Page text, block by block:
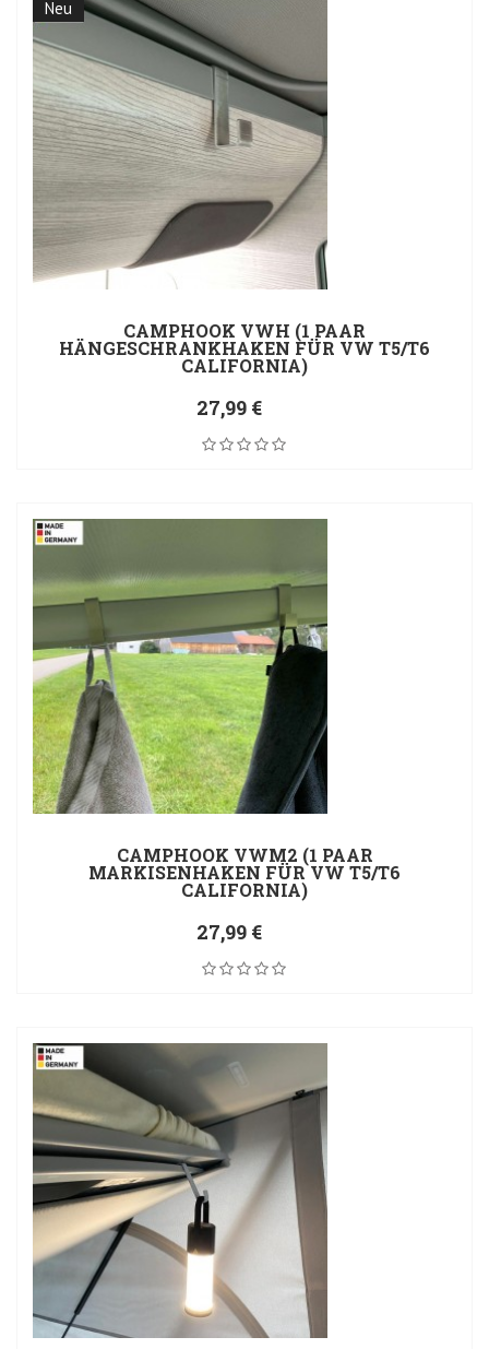
Neu
CAMPHOOK VWH (1 PAAR
HÄNGESCHRANKHAKEN FÜR VW T5/T6
CALIFORNIA)
27,99 €
CAMPHOOK VWM2 (1 PAAR
MARKISENHAKEN FÜR VW T5/T6
CALIFORNIA)
27,99 €